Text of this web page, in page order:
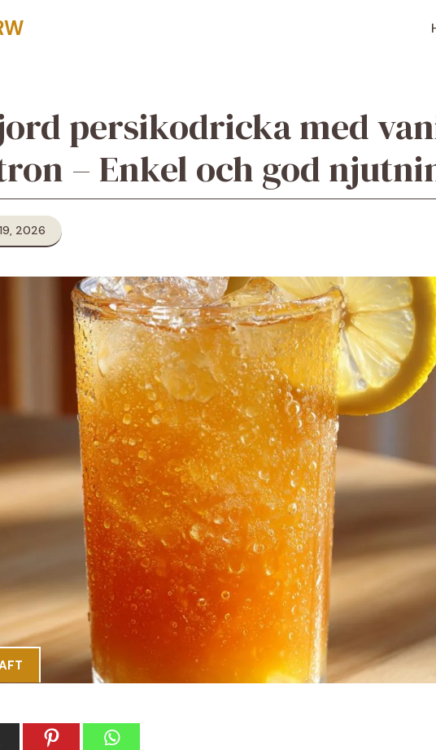
persikodricka med
– Enkel och god
2026